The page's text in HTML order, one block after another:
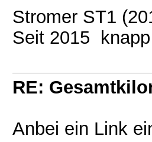
Stromer ST1
Seit 2015
RE:
Anbei ein Link